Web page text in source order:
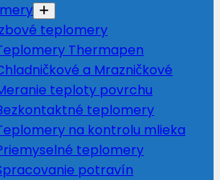
teplomery
Thermapen
a Mrazničkové
teploty povrchu
teplomery
na kontrolu mlieka
teplomery
potravín